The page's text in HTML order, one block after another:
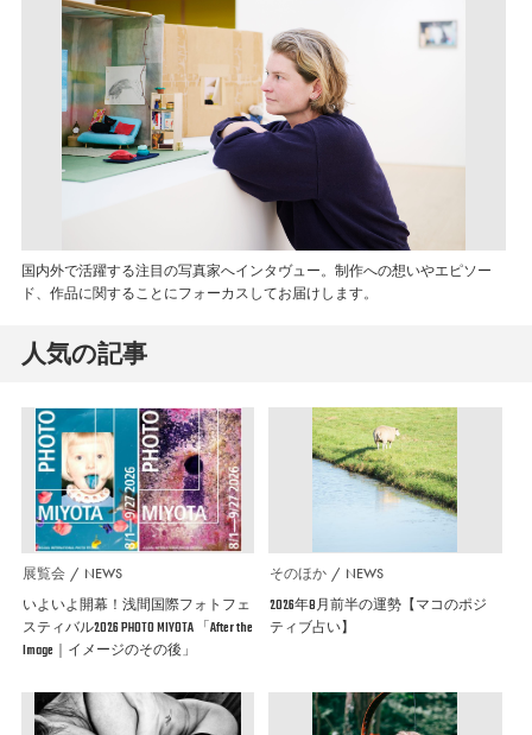
国内外で活躍する注目の写真家へインタヴュー。制作への想いやエピソー
ド、作品に関することにフォーカスしてお届けします。
人気の記事
展覧会 NEWS
いよいよ開幕！浅間国際フォトフェ
スティバル2026 PHOTO MIYOTA 「After the
Image｜イメージのその後」
そのほか NEWS
2026年8月前半の運勢【マコのポジ
ティブ占い】